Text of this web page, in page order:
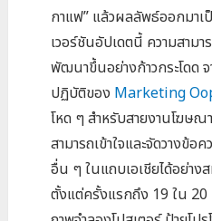
กาแฟ” แล้วผลลัพธ์ออกมาเ
เวอร์ชันอัปเดตนี้ ความสาม
พัฒนาขึ้นอย่างก้าวกระโดด จ
ปฏิบัติของ Marketing
โหด ๆ สำหรับสายงานโฆษณ
สามารถเข้าใจและจัดวางข้อ
อื่น ๆ ในแถบเอเชียได้อย่า
ตั้งแต่ครั้งแรกถึง 19 ใน 20